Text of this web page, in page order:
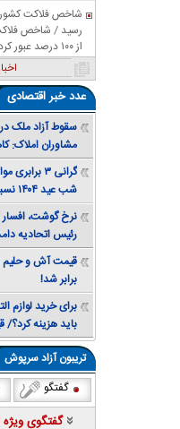
از ۱۰۰ درصد عبور
صدرنشین شد
عددخبر اقتصادی
سقوط آزاد ملک
مشاوران املاک:
قیمت همچنان
جدول قیمت
گرانی ۳
شب
عید ۱۴۰۳
نرخ گوشت، افسار
رئیس اتحادیه
از خانوارها
ندارند
برابر شد!
برای خرید لوازم
باید هزینه
کفش مدرسه ۳ برابر شد
تریبون آزاد سرپوش
گفتگو
گفتگوی